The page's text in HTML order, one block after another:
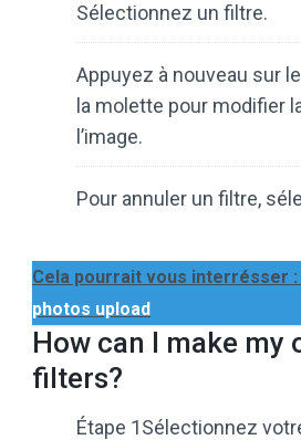
Sélectionnez un filtre.
Appuyez à nouveau sur
la molette pour modifier
l’image.
Pour annuler un filtre,
Cela pourrait vous interrésser :
photos upload
How can I make my
filters?
Étape 1Sélectionnez